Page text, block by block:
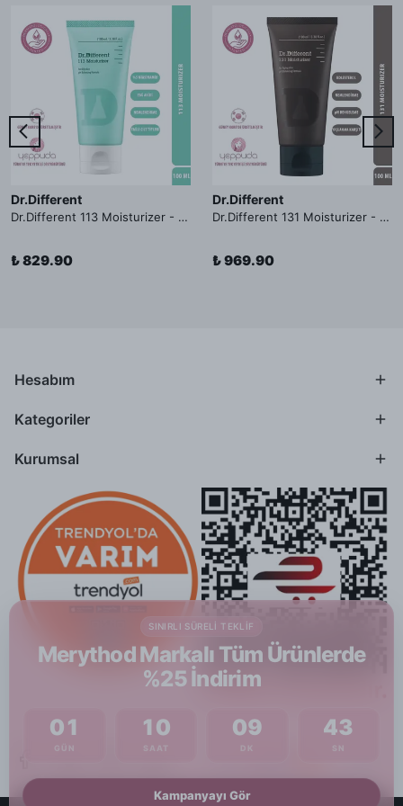
Dr.Different
Dr.Different 113 Moisturizer - Yağlı ve Hassas Cilt Tipleri İçin Yağ Asidi İçerikli Nemlendirici Krem
₺ 829.90
Dr.Different
Dr.Different 131 Moisturizer - Yaşlanma ve Kırışıklık Karşıtı Kolesterol İçerikli Nemlendirici Krem
₺ 969.90
Hesabım
Kategoriler
Kurumsal
SINIRLI SÜRELI TEKLIF
Merythod Markalı Tüm Ürünlerde
%25 İndirim
01
GÜN
10
SAAT
09
DK
42
SN
Kampanyayı Gör